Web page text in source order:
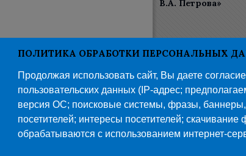
В.А. Петрова»
Политика
ПОЛИТИКА ОБРАБОТКИ ПЕРСОНАЛЬНЫХ
Продолжая использовать сайт, Вы даете
пользовательских данных (IP-адрес;
версия ОС; поисковые системы, фразы, баннеры,
посетителей; интересы посетителей;
обрабатываются с использованием интернет-